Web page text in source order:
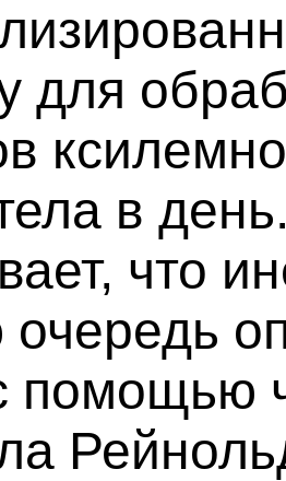
для
в
что
очередь
помощью